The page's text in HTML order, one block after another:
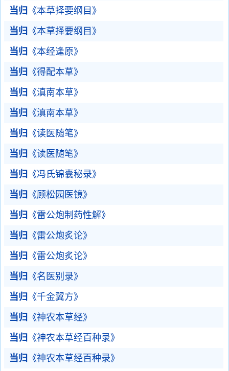
当归 《本草择要纲目》
当归 《本草择要纲目》
当归 《本经逢原》
当归 《得配本草》
当归 《滇南本草》
当归 《滇南本草》
当归 《读医随笔》
当归 《读医随笔》
当归 《冯氏锦囊秘录》
当归 《顾松园医镜》
当归 《雷公炮制药性解》
当归 《雷公炮炙论》
当归 《雷公炮炙论》
当归 《名医别录》
当归 《千金翼方》
当归 《神农本草经》
当归 《神农本草经百种录》
当归 《神农本草经百种录》